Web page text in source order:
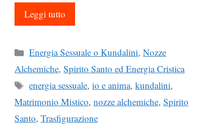
Leggi tutto
Categorie
Energia Sessuale o Kundalini,Nozze
Alchemiche, Spirito Santo ed Energia Cristica
Tag
energia sessuale,io e anima,kundalini,
Matrimonio Mistico, nozze alchemiche, Spirito
Santo, Trasfigurazione